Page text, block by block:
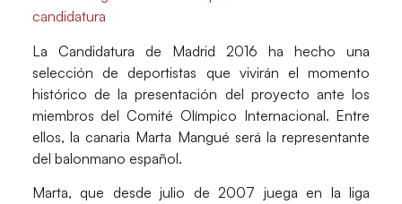
candidatura
La Candidatura de Madrid 2016 ha hecho una
selección de deportistas que vivirán el momento
histórico de la presentación del proyecto ante los
miembros del Comité Olímpico Internacional. Entre
ellos, la canaria Marta Mangué será la representante
del balonmano español.
Marta, que desde julio de 2007 juega en la liga